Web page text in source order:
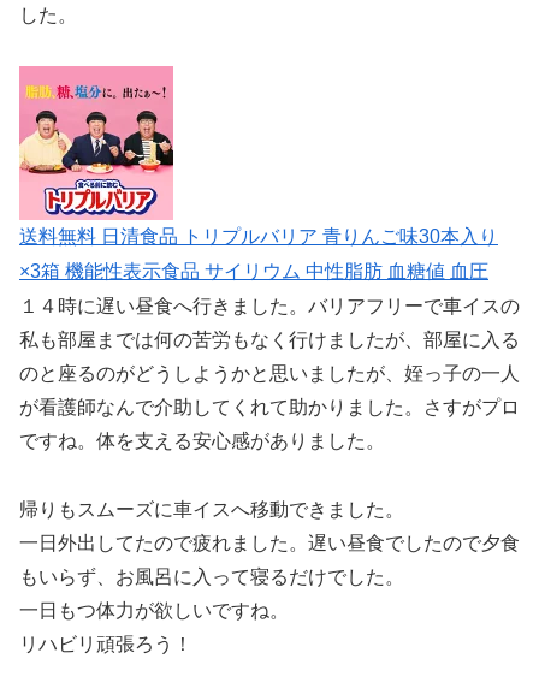
した。
送料無料 日清食品 トリプルバリア 青りんご味30本入り
×3箱 機能性表示食品 サイリウム 中性脂肪 血糖値 血圧
１４時に遅い昼食へ行きました。バリアフリーで車イスの
私も部屋までは何の苦労もなく行けましたが、部屋に入る
のと座るのがどうしようかと思いましたが、姪っ子の一人
が看護師なんで介助してくれて助かりました。さすがプロ
ですね。体を支える安心感がありました。
帰りもスムーズに車イスへ移動できました。
一日外出してたので疲れました。遅い昼食でしたので夕食
もいらず、お風呂に入って寝るだけでした。
一日もつ体力が欲しいですね。
リハビリ頑張ろう！